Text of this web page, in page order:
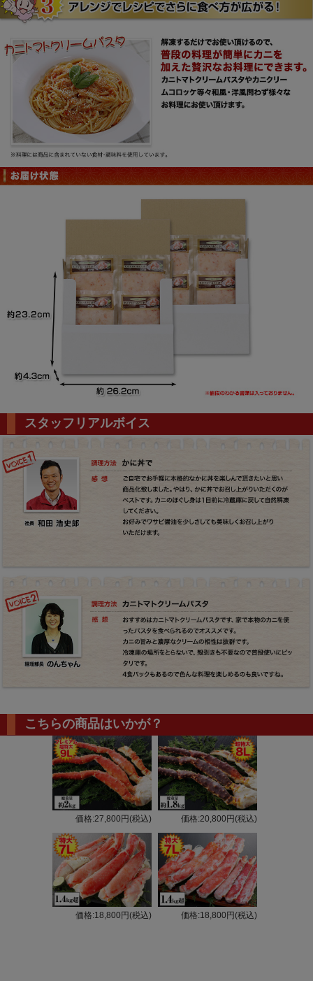
スタッフリアルボイス
こちらの商品はいかが？
価格:27,800円(税込) 価格:20,800円(税込)
価格:18,800円(税込) 価格:18,800円(税込)